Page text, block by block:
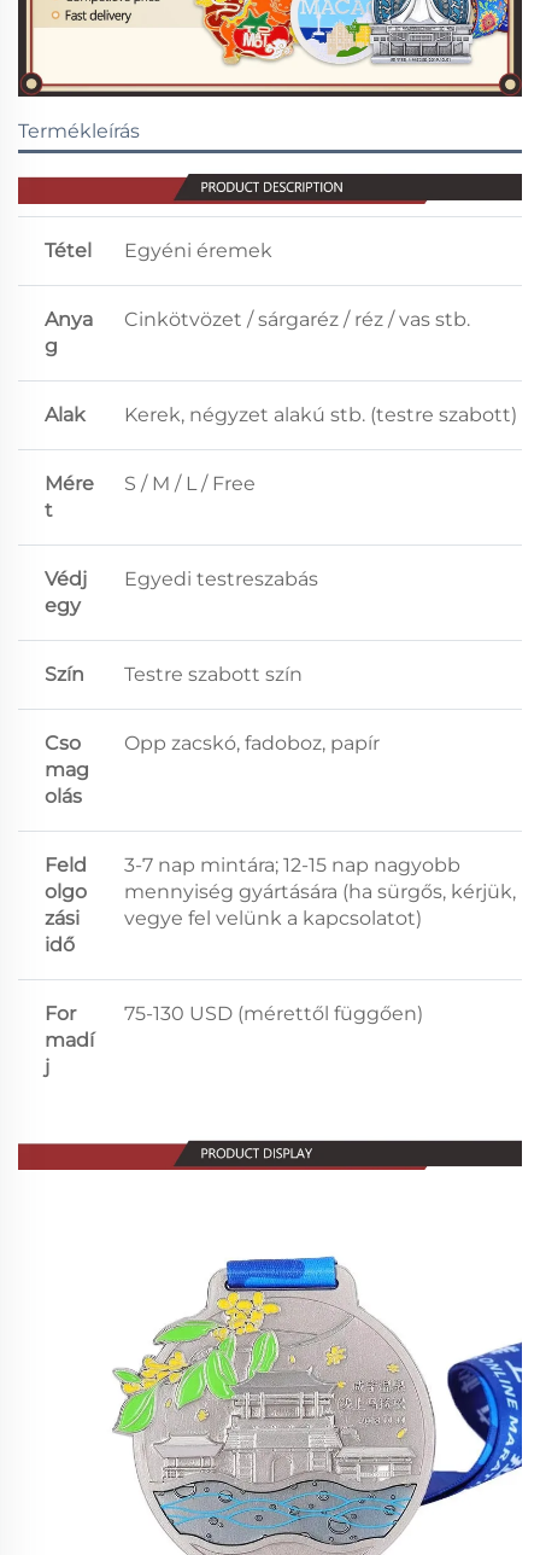
Termékleírás
Tétel Egyéni éremek
Anya
g
Cinkötvözet / sárgaréz / réz / vas stb.
Alak Kerek, négyzet alakú stb. (testre szabott)
Mére
t
S / M / L / Free
Védj
egy
Egyedi testreszabás
Szín Testre szabott szín
Cso
mag
olás
Opp zacskó, fadoboz, papír
Feld
olgo
zási
idő
3-7 nap mintára; 12-15 nap nagyobb
mennyiség gyártására (ha sürgős, kérjük,
vegye fel velünk a kapcsolatot)
For
madí
j
75-130 USD (mérettől függően)